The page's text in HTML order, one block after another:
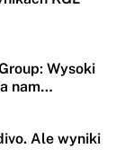
Wysoki
nam
Ale wyniki